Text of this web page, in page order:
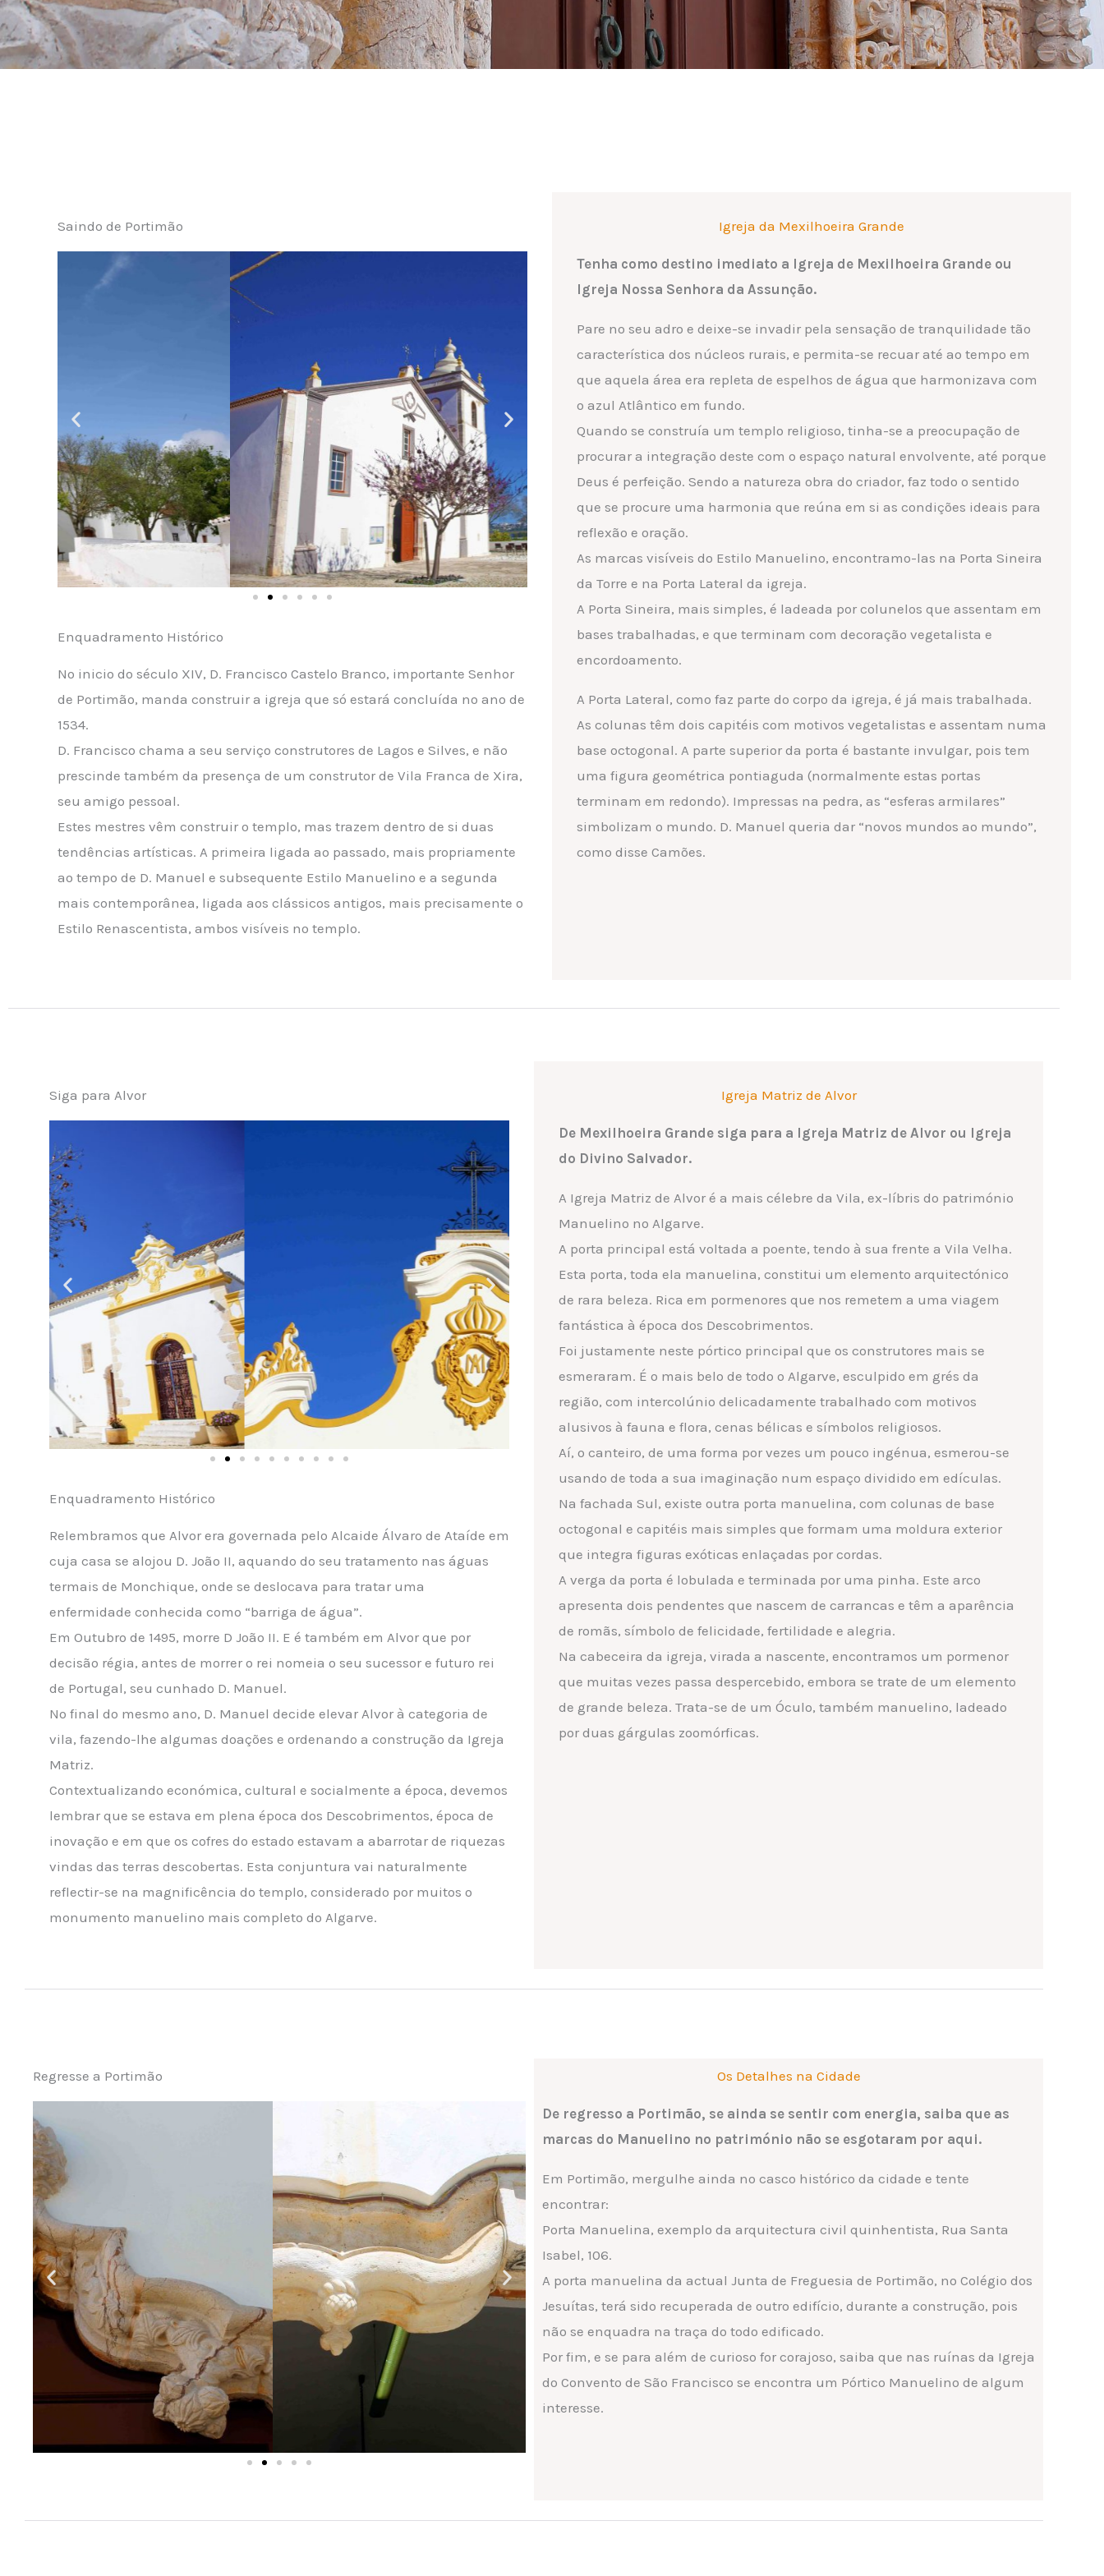
Saindo de Portimão
Enquadramento Histórico
No inicio do século XIV, D. Francisco Castelo Branco, importante Senhor
de Portimão, manda construir a igreja que só estará concluída no ano de
1534.
D. Francisco chama a seu serviço construtores de Lagos e Silves, e não
prescinde também da presença de um construtor de Vila Franca de Xira,
seu amigo pessoal.
Estes mestres vêm construir o templo, mas trazem dentro de si duas
tendências artísticas. A primeira ligada ao passado, mais propriamente
ao tempo de D. Manuel e subsequente Estilo Manuelino e a segunda
mais contemporânea, ligada aos clássicos antigos, mais precisamente o
Estilo Renascentista, ambos visíveis no templo.
Igreja da Mexilhoeira Grande
Tenha como destino imediato a Igreja de Mexilhoeira Grande ou
Igreja Nossa Senhora da Assunção.
Pare no seu adro e deixe-se invadir pela sensação de tranquilidade tão
característica dos núcleos rurais, e permita-se recuar até ao tempo em
que aquela área era repleta de espelhos de água que harmonizava com
o azul Atlântico em fundo.
Quando se construía um templo religioso, tinha-se a preocupação de
procurar a integração deste com o espaço natural envolvente, até porque
Deus é perfeição. Sendo a natureza obra do criador, faz todo o sentido
que se procure uma harmonia que reúna em si as condições ideais para
reflexão e oração.
As marcas visíveis do Estilo Manuelino, encontramo-las na Porta Sineira
da Torre e na Porta Lateral da igreja.
A Porta Sineira, mais simples, é ladeada por colunelos que assentam em
bases trabalhadas, e que terminam com decoração vegetalista e
encordoamento.
A Porta Lateral, como faz parte do corpo da igreja, é já mais trabalhada.
As colunas têm dois capitéis com motivos vegetalistas e assentam numa
base octogonal. A parte superior da porta é bastante invulgar, pois tem
uma figura geométrica pontiaguda (normalmente estas portas
terminam em redondo). Impressas na pedra, as “esferas armilares”
simbolizam o mundo. D. Manuel queria dar “novos mundos ao mundo”,
como disse Camões.
Siga para Alvor
Enquadramento Histórico
Relembramos que Alvor era governada pelo Alcaide Álvaro de Ataíde em
cuja casa se alojou D. João II, aquando do seu tratamento nas águas
termais de Monchique, onde se deslocava para tratar uma
enfermidade conhecida como “barriga de água”.
Em Outubro de 1495, morre D João II. E é também em Alvor que por
decisão régia, antes de morrer o rei nomeia o seu sucessor e futuro rei
de Portugal, seu cunhado D. Manuel.
No final do mesmo ano, D. Manuel decide elevar Alvor à categoria de
vila, fazendo-lhe algumas doações e ordenando a construção da Igreja
Matriz.
Contextualizando económica, cultural e socialmente a época, devemos
lembrar que se estava em plena época dos Descobrimentos, época de
inovação e em que os cofres do estado estavam a abarrotar de riquezas
vindas das terras descobertas. Esta conjuntura vai naturalmente
reflectir-se na magnificência do templo, considerado por muitos o
monumento manuelino mais completo do Algarve.
Igreja Matriz de Alvor
De Mexilhoeira Grande siga para a Igreja Matriz de Alvor ou Igreja
do Divino Salvador.
A Igreja Matriz de Alvor é a mais célebre da Vila, ex-líbris do património
Manuelino no Algarve.
A porta principal está voltada a poente, tendo à sua frente a Vila Velha.
Esta porta, toda ela manuelina, constitui um elemento arquitectónico
de rara beleza. Rica em pormenores que nos remetem a uma viagem
fantástica à época dos Descobrimentos.
Foi justamente neste pórtico principal que os construtores mais se
esmeraram. É o mais belo de todo o Algarve, esculpido em grés da
região, com intercolúnio delicadamente trabalhado com motivos
alusivos à fauna e flora, cenas bélicas e símbolos religiosos.
Aí, o canteiro, de uma forma por vezes um pouco ingénua, esmerou-se
usando de toda a sua imaginação num espaço dividido em edículas.
Na fachada Sul, existe outra porta manuelina, com colunas de base
octogonal e capitéis mais simples que formam uma moldura exterior
que integra figuras exóticas enlaçadas por cordas.
A verga da porta é lobulada e terminada por uma pinha. Este arco
apresenta dois pendentes que nascem de carrancas e têm a aparência
de romãs, símbolo de felicidade, fertilidade e alegria.
Na cabeceira da igreja, virada a nascente, encontramos um pormenor
que muitas vezes passa despercebido, embora se trate de um elemento
de grande beleza. Trata-se de um Óculo, também manuelino, ladeado
por duas gárgulas zoomórficas.
Regresse a Portimão Os Detalhes na Cidade
De regresso a Portimão, se ainda se sentir com energia, saiba que as
marcas do Manuelino no património não se esgotaram por aqui.
Em Portimão, mergulhe ainda no casco histórico da cidade e tente
encontrar:
Porta Manuelina, exemplo da arquitectura civil quinhentista, Rua Santa
Isabel, 106.
A porta manuelina da actual Junta de Freguesia de Portimão, no Colégio dos
Jesuítas, terá sido recuperada de outro edifício, durante a construção, pois
não se enquadra na traça do todo edificado.
Por fim, e se para além de curioso for corajoso, saiba que nas ruínas da Igreja
do Convento de São Francisco se encontra um Pórtico Manuelino de algum
interesse.